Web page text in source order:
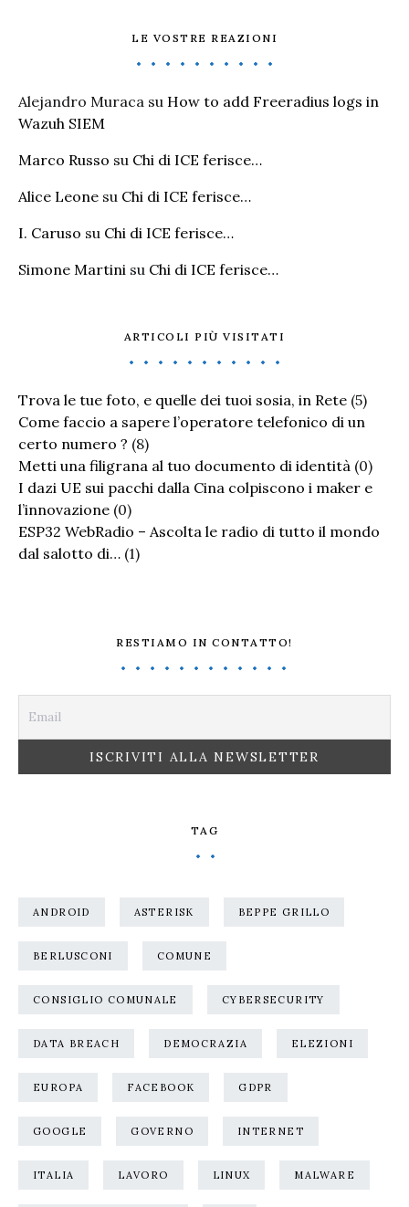
LE VOSTRE REAZIONI
Alejandro Muraca su How to add Freeradius logs in
Wazuh SIEM
Marco Russo su Chi di ICE ferisce…
Alice Leone su Chi di ICE ferisce…
I. Caruso su Chi di ICE ferisce…
Simone Martini su Chi di ICE ferisce…
ARTICOLI PIÙ VISITATI
Trova le tue foto, e quelle dei tuoi sosia, in Rete (5)
Come faccio a sapere l’operatore telefonico di un
certo numero ? (8)
Metti una filigrana al tuo documento di identità (0)
I dazi UE sui pacchi dalla Cina colpiscono i maker e
l’innovazione (0)
ESP32 WebRadio – Ascolta le radio di tutto il mondo
dal salotto di… (1)
RESTIAMO IN CONTATTO!
TAG
ANDROID ASTERISK BEPPE GRILLO
BERLUSCONI COMUNE
CONSIGLIO COMUNALE CYBERSECURITY
DATA BREACH DEMOCRAZIA ELEZIONI
EUROPA FACEBOOK GDPR
GOOGLE GOVERNO INTERNET
ITALIA LAVORO LINUX MALWARE